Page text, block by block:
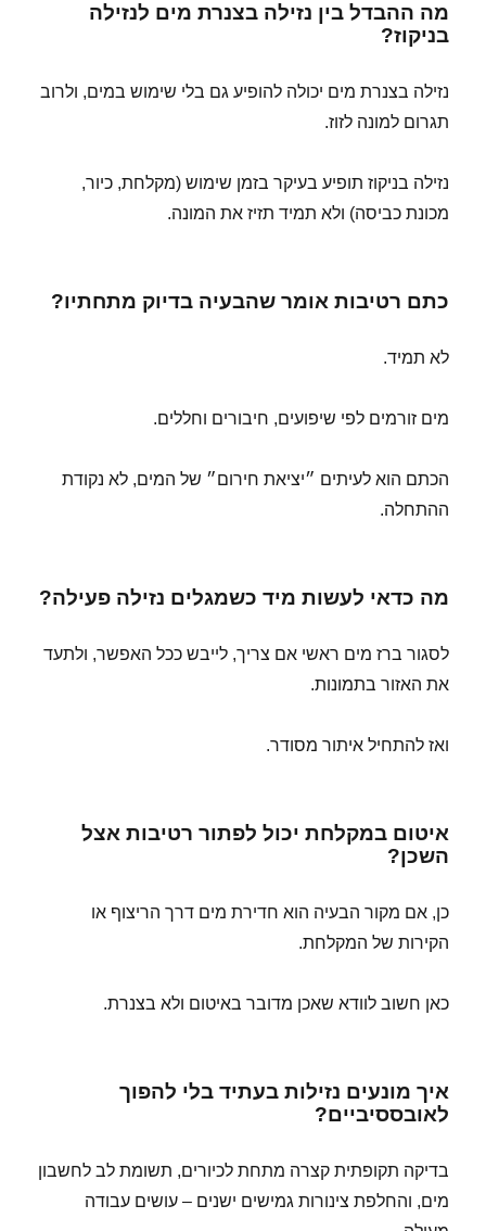
מה ההבדל בין נזילה בצנרת מים לנזילה
בניקוז?
נזילה בצנרת מים יכולה להופיע גם בלי שימוש במים, ולרוב
תגרום למונה לזוז.
נזילה בניקוז תופיע בעיקר בזמן שימוש (מקלחת, כיור,
מכונת כביסה) ולא תמיד תזיז את המונה.
כתם רטיבות אומר שהבעיה בדיוק מתחתיו?
לא תמיד.
מים זורמים לפי שיפועים, חיבורים וחללים.
הכתם הוא לעיתים ״יציאת חירום״ של המים, לא נקודת
ההתחלה.
מה כדאי לעשות מיד כשמגלים נזילה פעילה?
לסגור ברז מים ראשי אם צריך, לייבש ככל האפשר, ולתעד
את האזור בתמונות.
ואז להתחיל איתור מסודר.
איטום במקלחת יכול לפתור רטיבות אצל
השכן?
כן, אם מקור הבעיה הוא חדירת מים דרך הריצוף או
הקירות של המקלחת.
כאן חשוב לוודא שאכן מדובר באיטום ולא בצנרת.
איך מונעים נזילות בעתיד בלי להפוך
לאובססיביים?
בדיקה תקופתית קצרה מתחת לכיורים, תשומת לב לחשבון
מים, והחלפת צינורות גמישים ישנים – עושים עבודה